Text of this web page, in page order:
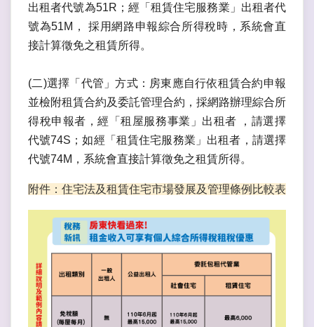
出租者代號為51R；經「租賃住宅服務業」出租者代
號為51M， 採用網路申報綜合所得稅時，系統會直
接計算徵免之租賃所得。
(二)選擇「代管」方式：房東應自行依租賃合約申報
並檢附租賃合約及委託管理合約，採網路辦理綜合所
得稅申報者，經「租屋服務事業」出租者 ，請選擇
代號74S；如經「租賃住宅服務業」出租者，請選擇
代號74M，系統會直接計算徵免之租賃所得。
附件：住宅法及租賃住宅市場發展及管理條例比較表